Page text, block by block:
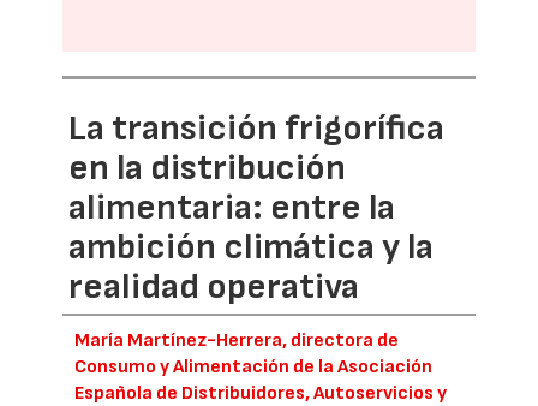
La transición frigorífica
en la distribución
alimentaria: entre la
ambición climática y la
realidad operativa
María Martínez-Herrera, directora de
Consumo y Alimentación de la Asociación
Española de Distribuidores, Autoservicios y